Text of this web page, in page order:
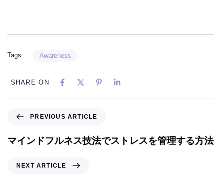
Tags: Awareness
SHARE ON
PREVIOUS ARTICLE
マインドフルネス技法でストレスを管理する方法
NEXT ARTICLE